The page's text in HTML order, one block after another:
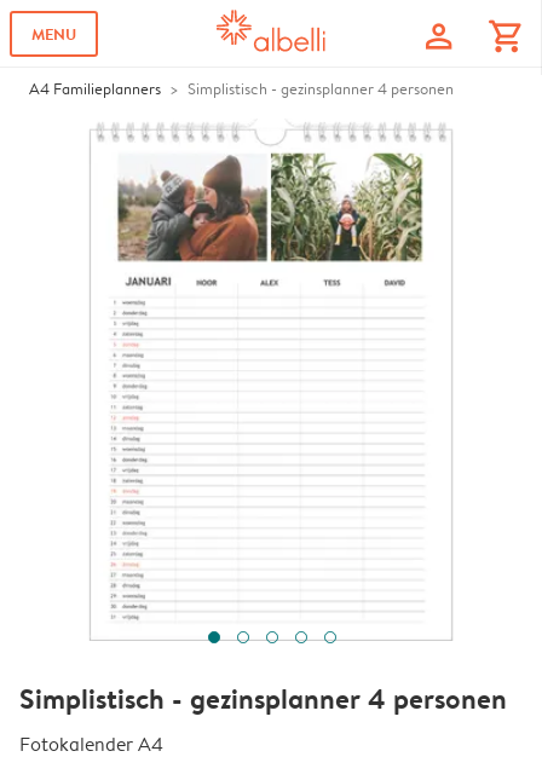
MENU profile shopping_cart
A4 Familieplanners Simplistisch - gezinsplanner 4 personen
Simplistisch - gezinsplanner 4 personen
Fotokalender A4